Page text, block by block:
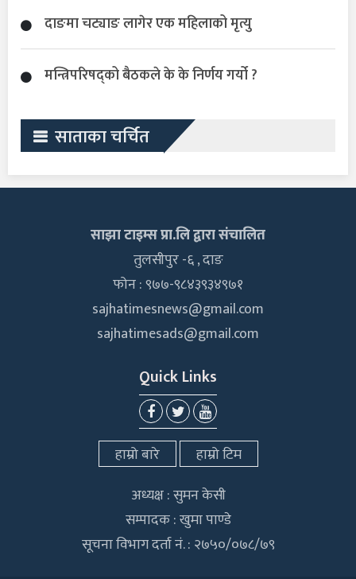
दाङमा चट्याङ लागेर एक महिलाको मृत्यु
मन्त्रिपरिषद्को बैठकले के के निर्णय गर्यो ?
साताका चर्चित
साझा टाइम्स प्रा.लि द्वारा संचालित
तुलसीपुर -६ , दाङ
फोन : ९७७-९८४३९३४९७१
sajhatimesnews@gmail.com
sajhatimesads@gmail.com
Quick Links
हाम्रो बारे
हाम्रो टिम
अध्यक्ष : सुमन केसी
सम्पादक : खुमा पाण्डे
सूचना विभाग दर्ता नं. : २७५०/०७८/७९